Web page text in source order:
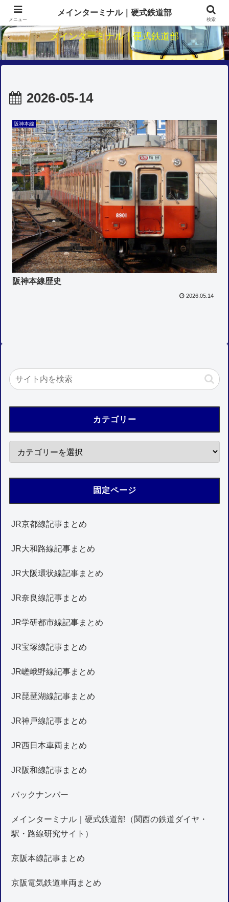
関西鉄道のダイヤ・駅・路線研究
メインターミナル｜硬式鉄道部
2026-05-14
阪神本線
阪神本線歴史
2026.05.14
カテゴリー
固定ページ
JR京都線記事まとめ
JR大和路線記事まとめ
JR大阪環状線記事まとめ
JR奈良線記事まとめ
JR学研都市線記事まとめ
JR宝塚線記事まとめ
JR嵯峨野線記事まとめ
JR琵琶湖線記事まとめ
JR神戸線記事まとめ
JR西日本車両まとめ
JR阪和線記事まとめ
バックナンバー
メインターミナル｜硬式鉄道部（関西の鉄道ダイヤ・
駅・路線研究サイト）
京阪本線記事まとめ
京阪電気鉄道車両まとめ
メニュー
メインターミナル｜硬式鉄道部
検索